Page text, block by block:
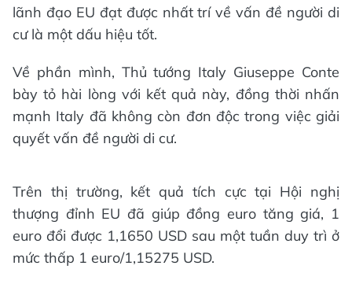
lãnh đạo EU đạt được nhất trí về vấn đề người di
cư là một dấu hiệu tốt.
Về phần mình, Thủ tướng Italy Giuseppe Conte
bày tỏ hài lòng với kết quả này, đồng thời nhấn
mạnh Italy đã không còn đơn độc trong việc giải
quyết vấn đề người di cư.
Trên thị trường, kết quả tích cực tại Hội nghị
thượng đỉnh EU đã giúp đồng euro tăng giá, 1
euro đổi được 1,1650 USD sau một tuần duy trì ở
mức thấp 1 euro/1,15275 USD.